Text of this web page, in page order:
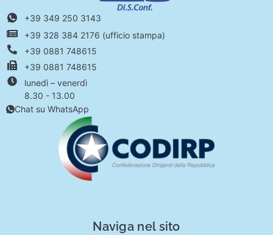
+39 349 250 3143
+39 328 384 2176 (ufficio stampa)
+39 0881 748615
+39 0881 748615
lunedì – venerdì
8.30 - 13.00
Chat su WhatsApp
Naviga nel sito